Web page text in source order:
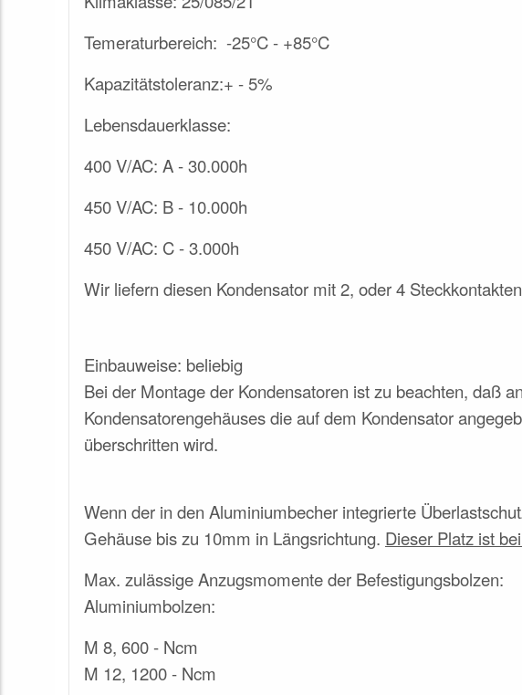
Temeraturbereich: -25°C - +85°C
Kapazitätstoleranz:+ - 5%
Lebensdauerklasse:
400 V/AC: A - 30.000h
450 V/AC: B - 10.000h
450 V/AC: C -3.000h
Wir liefern diesen Kondensator mit 2, oder 4
Einbauweise: beliebig
Bei der Montage der Kondensatoren ist zu beachten, daß
Kondensatorengehäuses die auf dem Kondensator
überschritten wird.
Wenn der in den Aluminiumbecher integrierte
Gehäuse bis zu 10mm in Längsrichtung. Dieser Platz ist
Max. zulässige Anzugsmomente der Befestigungsbolzen:
Aluminiumbolzen:
M 8, 600 - Ncm
M 12, 1200 - Ncm